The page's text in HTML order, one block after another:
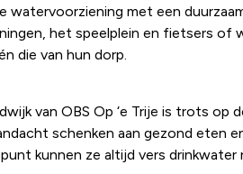
watervoorziening met een
het speelplein en fietsers of
die van hun dorp.
van OBS Op ‘e Trije is trots op
schenken aan gezond eten
kunnen ze altijd vers drinkwater